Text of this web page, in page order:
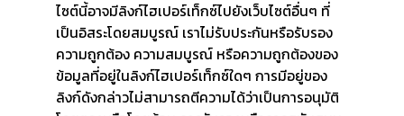
ไซต์นี้อาจมีลิงก์ไฮเปอร์เท็กซ์ไปยังเว็บไซต์อื่นๆ ที่
เป็นอิสระโดยสมบูรณ์ เราไม่รับประกันหรือรับรอง
ความถูกต้อง ความสมบูรณ์ หรือความถูกต้องของ
ข้อมูลที่อยู่ในลิงก์ไฮเปอร์เท็กซ์ใดๆ การมีอยู่ของ
ลิงก์ดังกล่าวไม่สามารถตีความได้ว่าเป็นการอนุมัติ